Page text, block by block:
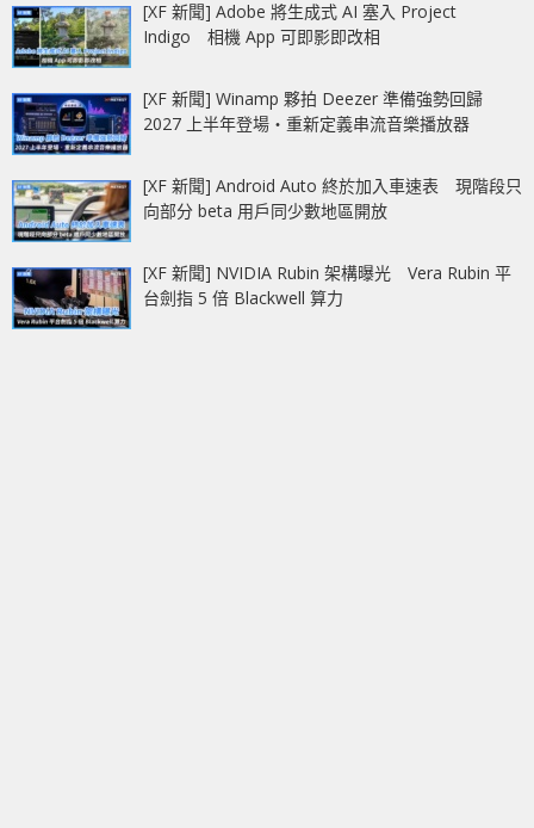
[XF 新聞] Adobe 將生成式 AI 塞入 Project
Indigo 相機 App 可即影即改相
[XF 新聞] Winamp 夥拍 Deezer 準備強勢回歸
2027 上半年登場‧重新定義串流音樂播放器
[XF 新聞] Android Auto 終於加入車速表 現階段只
向部分 beta 用戶同少數地區開放
[XF 新聞] NVIDIA Rubin 架構曝光 Vera Rubin 平
台劍指 5 倍 Blackwell 算力